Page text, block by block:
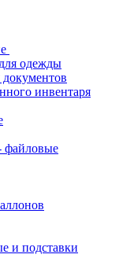
одежды
инвентаря
файловые
и подставки